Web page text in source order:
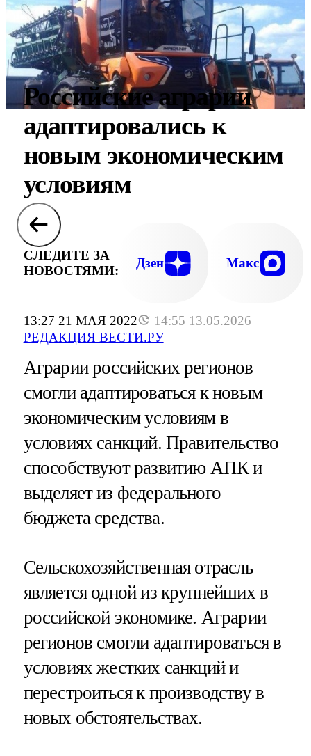
13:27 21 МАЯ 2022
14:55 13.05.2026
РЕДАКЦИЯ ВЕСТИ.РУ
Российские аграрии
адаптировались к
новым экономическим
условиям
СЛЕДИТЕ ЗА
НОВОСТЯМИ:
Дзен Макс
Аграрии российских регионов
смогли адаптироваться к новым
экономическим условиям в
условиях санкций. Правительство
способствуют развитию АПК и
выделяет из федерального
бюджета средства.
Сельскохозяйственная отрасль
является одной из крупнейших в
российской экономике. Аграрии
регионов смогли адаптироваться в
условиях жестких санкций и
перестроиться к производству в
новых обстоятельствах.